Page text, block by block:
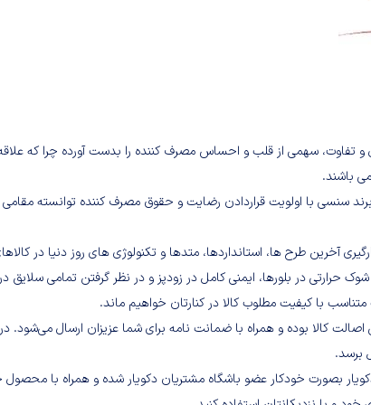
و تفاوت، سهمی از قلب و احساس مصرف کننده را بدست آورده چرا که
باشند.
سنسی با اولویت قراردادن رضایت و حقوق مصرف کننده توانسته مقامی
آخرین طرح ها، استانداردها، متدها و تکنولوژی های روز دنیا در
شوک حرارتی در بلورها، ایمنی کامل در زودپز و در نظر گرفتن تمامی
با کیفیت مطلوب کالا در کنارتان خواهیم ماند.
اصالت کالا بوده و همراه با ضمانت نامه برای شما عزیزان ارسال می‌شود. در
برسد.
دکویار بصورت خودکار عضو باشگاه مشتریان دکویار شده و همراه با